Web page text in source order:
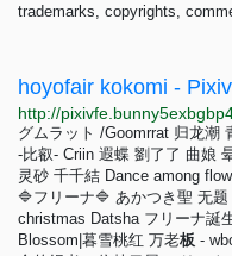
trademarks, copyrights,
hoyofair kokomi -
グムラット /Goomrrat 归龙潮
-比叡- Criin 遐蝶 劉了了 曲娘
灵砂 千千結 Dance among
🔷フリーナ🔷 あかつき聖 无
christmas Datsha フリーナ誕
Blossom|暮雪桃红 万老板 -